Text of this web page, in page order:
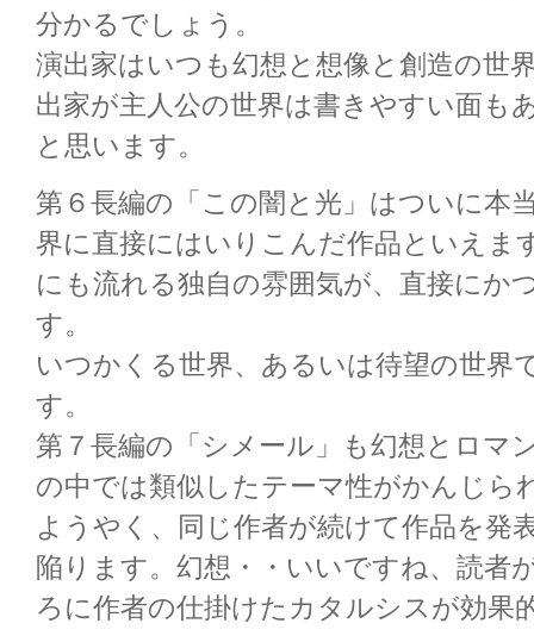
分かるでしょう。
演出家はいつも幻想と想像と創造の世
出家が主人公の世界は書きやすい面も
と思います。
第６長編の「この闇と光」はついに本
界に直接にはいりこんだ作品といえま
にも流れる独自の雰囲気が、直接にか
す。
いつかくる世界、あるいは待望の世界
す。
第７長編の「シメール」も幻想とロマ
の中では類似したテーマ性がかんじら
ようやく、同じ作者が続けて作品を発
陥ります。幻想・・いいですね、読者
ろに作者の仕掛けたカタルシスが効果